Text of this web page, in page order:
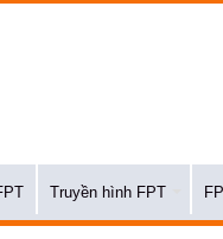
Truyền hình FPT